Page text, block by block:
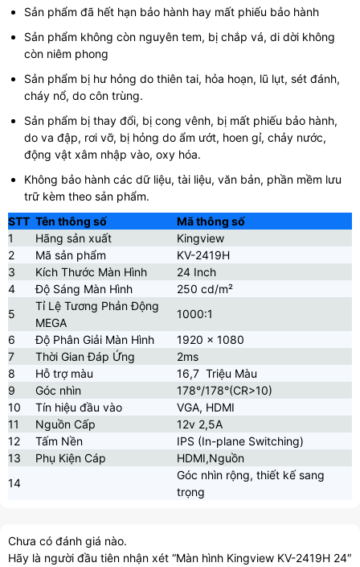
Sản phẩm đã hết hạn bảo hành hay mất phiếu bảo hành
Sản phẩm không còn nguyên tem, bị chắp vá, di dời không
còn niêm phong
Sản phẩm bị hư hỏng do thiên tai, hỏa hoạn, lũ lụt, sét đánh,
cháy nổ, do côn trùng.
Sản phẩm bị thay đổi, bị cong vênh, bị mất phiếu bảo hành,
do va đập, rơi vỡ, bị hỏng do ẩm ướt, hoen gỉ, chảy nước,
động vật xâm nhập vào, oxy hóa.
Không bảo hành các dữ liệu, tài liệu, văn bản, phần mềm lưu
trữ kèm theo sản phẩm.
STT Tên thông số
Mã thông số
1
Hãng sản xuất
Kingview
2
Mã sản phẩm
KV-2419H
3
Kích Thước Màn Hình
24 Inch
4
Độ Sáng Màn Hình
250 cd/m²
5
Tỉ Lệ Tương Phản Động
MEGA
1000:1
6
Độ Phân Giải Màn Hình
1920 x 1080
7
Thời Gian Đáp Ứng
2ms
8
Hỗ trợ màu
16,7 Triệu Màu
9
Góc nhìn
178°/178°(CR>10)
10
Tín hiệu đầu vào
VGA, HDMI
11
Nguồn Cấp
12v 2,5A
12
Tấm Nền
IPS (In-plane Switching)
13
Phụ Kiện Cáp
HDMI,Nguồn
14
Góc nhìn rộng, thiết kế sang
trọng
Chưa có đánh giá nào.
Hãy là người đầu tiên nhận xét “Màn hình Kingview KV-2419H 24″